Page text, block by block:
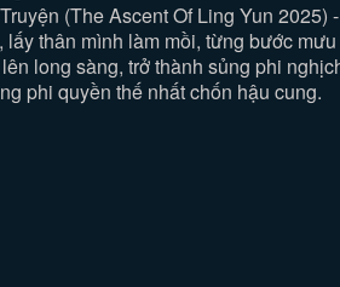
(The Ascent Of Ling Yun 2025)
thân mình làm mồi, từng bước
long sàng, trở thành sủng phi
phi quyền thế nhất chốn hậu cung.